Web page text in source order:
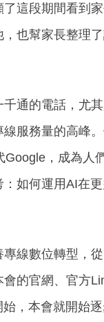
這段期間看到
也幫家長整理
通的電話，尤
線服務量的高峰
Google，成為人
如何運用AI在
線數位轉型，
的官網、官方
，本會就開始